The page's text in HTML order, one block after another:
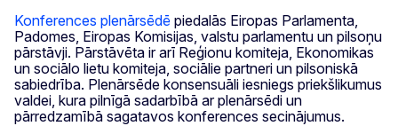
Konferences plenārsēdē piedalās Eiropas Parlamenta,
Padomes, Eiropas Komisijas, valstu parlamentu un pilsoņu
pārstāvji. Pārstāvēta ir arī Reģionu komiteja, Ekonomikas
un sociālo lietu komiteja, sociālie partneri un pilsoniskā
sabiedrība. Plenārsēde konsensuāli iesniegs priekšlikumus
valdei, kura pilnīgā sadarbībā ar plenārsēdi un
pārredzamībā sagatavos konferences secinājumus.